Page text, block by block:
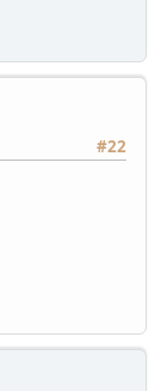
#22